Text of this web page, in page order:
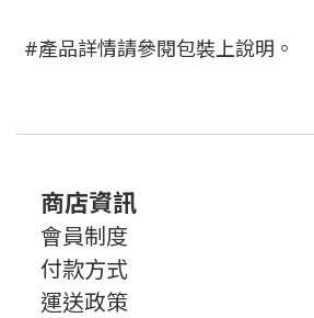
#產品詳情請參閱包裝上說明。
商店資訊
會員制度
付款方式
運送政策